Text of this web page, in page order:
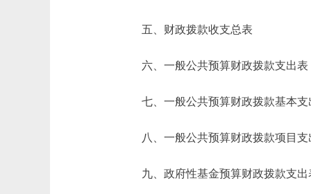
五、财政拨款收支总表
六、一般公共预算财政拨款支出表
七、一般公共预算财政拨款基本支
八、一般公共预算财政拨款项目支
九、政府性基金预算财政拨款支出